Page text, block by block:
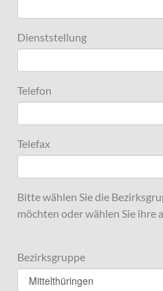
Dienststellung
Telefon
Telefax
Bitte wählen Sie die
möchten oder wählen Sie ihre
Bezirksgruppe